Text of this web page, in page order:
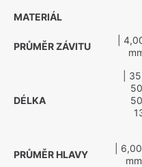
MATERIÁL
PRŮMĚR ZÁVITU
|
DÉLKA
|
PRŮMĚR HLAVY
|
mm